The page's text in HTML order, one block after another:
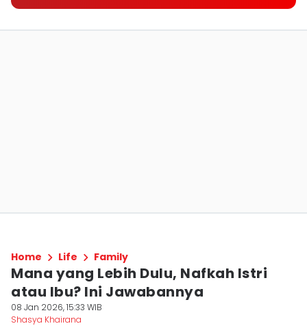
Home Life Family
Mana yang Lebih Dulu, Nafkah Istri
atau Ibu? Ini Jawabannya
08 Jan 2026, 15:33 WIB
Shasya Khairana